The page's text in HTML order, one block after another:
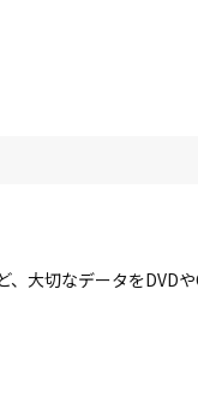
大切なデータをDVD